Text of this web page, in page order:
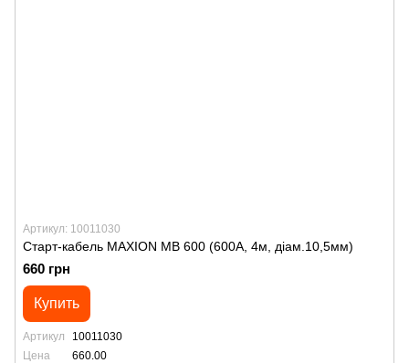
Артикул: 10011030
Старт-кабель MAXION MB 600 (600А, 4м, діам.10,5мм)
660 грн
Купить
Артикул
10011030
Цена
660.00